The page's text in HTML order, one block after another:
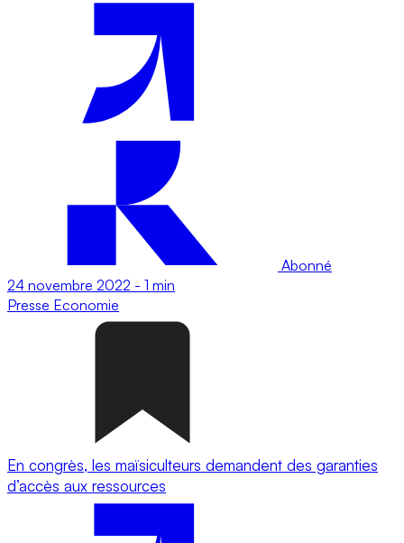
Abonné
24 novembre 2022 - 1 min
Presse Economie
En congrès, les maïsiculteurs demandent des garanties
d’accès aux ressources